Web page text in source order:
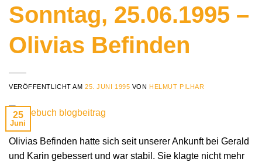
Sonntag, 25.06.1995 –
Olivias Befinden
VERÖFFENTLICHT AM25. JUNI 1995 VON HELMUT PILHAR
25
Juni
Olivias Befinden hatte sich seit unserer Ankunft bei Gerald
und Karin gebessert und war stabil. Sie klagte nicht mehr